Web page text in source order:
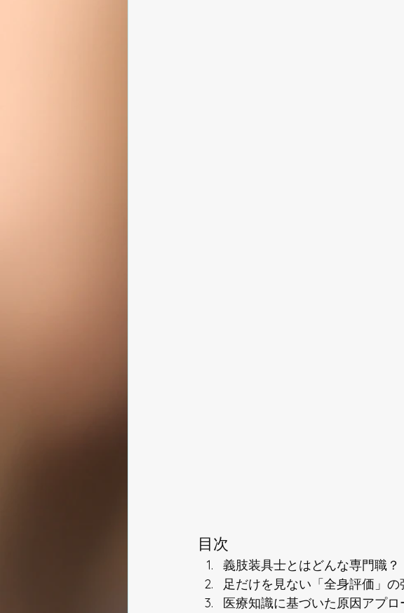
目次
義肢装具士とはどんな専門職？
足だけを見ない「全身評価」の
医療知識に基づいた原因アプロ